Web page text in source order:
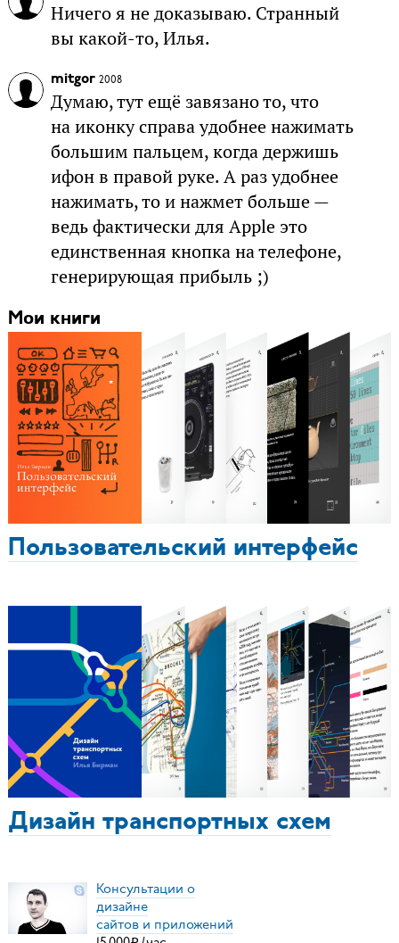
Ничего я не доказываю. Странный
вы какой-то, Илья.
mitgor 2008
Думаю, тут ещё завязано то, что
на иконку справа удобнее нажимать
большим пальцем, когда держишь
ифон в правой руке. А раз удобнее
нажимать, то и нажмет больше —
ведь фактически для Apple это
единственная кнопка на телефоне,
генерирующая прибыль ;)
Мои книги
Пользовательский интерфейс
Дизайн транспортных схем
Консультации о
дизайне
сайтов и приложений